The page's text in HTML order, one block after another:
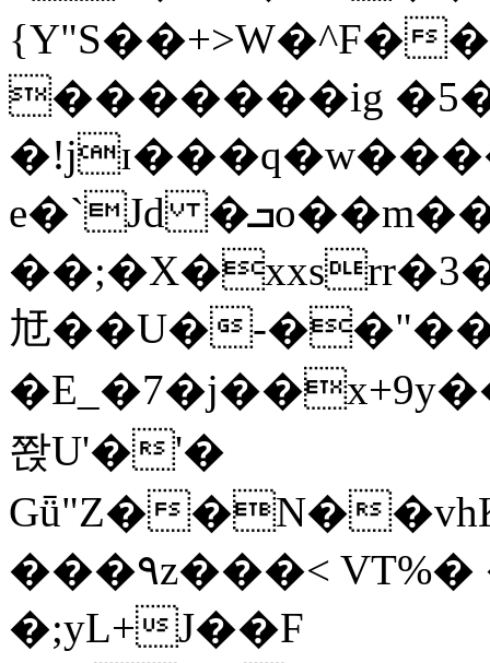
{Y"S��+>W�^F�
�������ig
e�`Jd �ܒo��m��1��d|
㝼��U�-
쫝U'�'�
Gǖ"Z��N�
���٩z���< VT%� �}z�XEu�<ं�Q!
�;yL+J��F